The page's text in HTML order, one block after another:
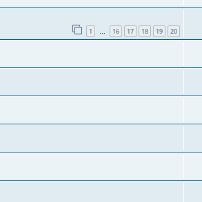
1 … 16 17 18 19 20